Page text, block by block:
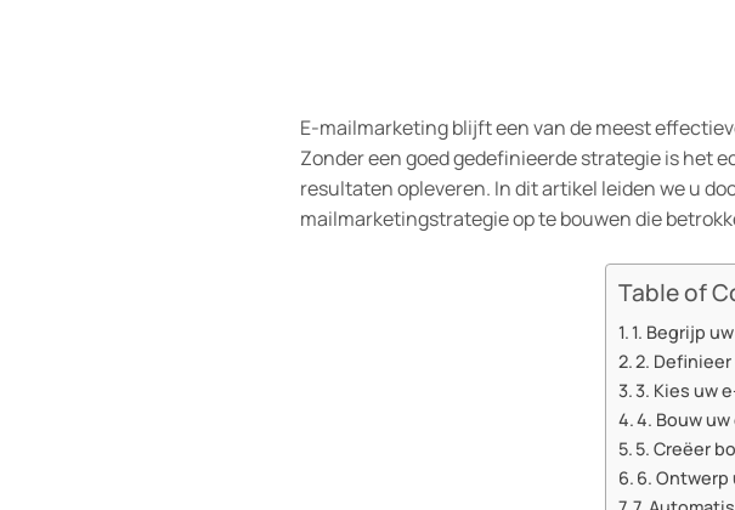
E-mailmarketing blijft een van de meest
Zonder een goed gedefinieerde strategie is het
resultaten opleveren. In dit artikel leiden we u
mailmarketingstrategie op te bouwen die
Table of
1. Begrijp
2.
3. Kies uw
4. Bouw
5. Creëer
6. Ontwerp